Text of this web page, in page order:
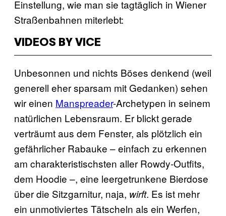
Einstellung, wie man sie tagtäglich in Wiener
Straßenbahnen miterlebt:
VIDEOS BY VICE
Unbesonnen und nichts Böses denkend (weil
generell eher sparsam mit Gedanken) sehen
wir einen Manspreader-Archetypen in seinem
natürlichen Lebensraum. Er blickt gerade
verträumt aus dem Fenster, als plötzlich ein
gefährlicher Rabauke – einfach zu erkennen
am charakteristischsten aller Rowdy-Outfits,
dem Hoodie –, eine leergetrunkene Bierdose
über die Sitzgarnitur, naja, wirft. Es ist mehr
ein unmotiviertes Tätscheln als ein Werfen,